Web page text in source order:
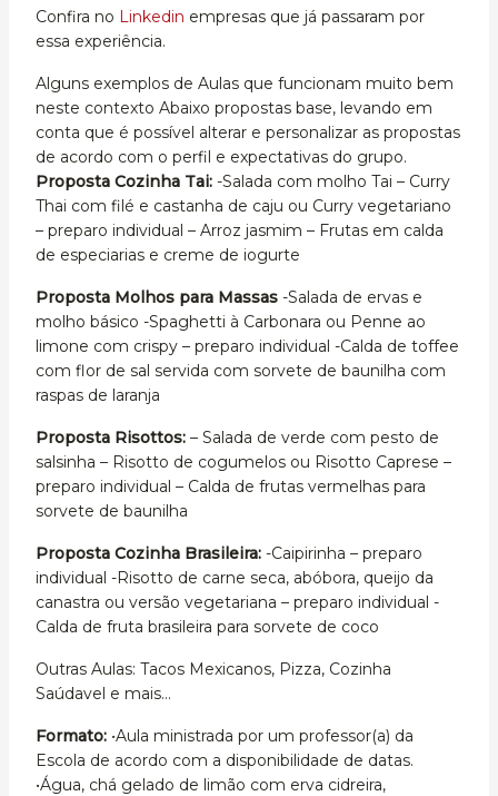
Confira no Linkedin empresas que já passaram por
essa experiência.
Alguns exemplos de Aulas que funcionam muito bem
neste contexto Abaixo propostas base, levando em
conta que é possível alterar e personalizar as propostas
de acordo com o perfil e expectativas do grupo.
Proposta Cozinha Tai: -Salada com molho Tai – Curry
Thai com filé e castanha de caju ou Curry vegetariano
– preparo individual – Arroz jasmim – Frutas em calda
de especiarias e creme de iogurte
Proposta Molhos para Massas -Salada de ervas e
molho básico -Spaghetti à Carbonara ou Penne ao
limone com crispy – preparo individual -Calda de toffee
com flor de sal servida com sorvete de baunilha com
raspas de laranja
Proposta Risottos: – Salada de verde com pesto de
salsinha – Risotto de cogumelos ou Risotto Caprese –
preparo individual – Calda de frutas vermelhas para
sorvete de baunilha
Proposta Cozinha Brasileira: -Caipirinha – preparo
individual -Risotto de carne seca, abóbora, queijo da
canastra ou versão vegetariana – preparo individual -
Calda de fruta brasileira para sorvete de coco
Outras Aulas: Tacos Mexicanos, Pizza, Cozinha
Saúdavel e mais…
Formato: •Aula ministrada por um professor(a) da
Escola de acordo com a disponibilidade de datas.
•Água, chá gelado de limão com erva cidreira,